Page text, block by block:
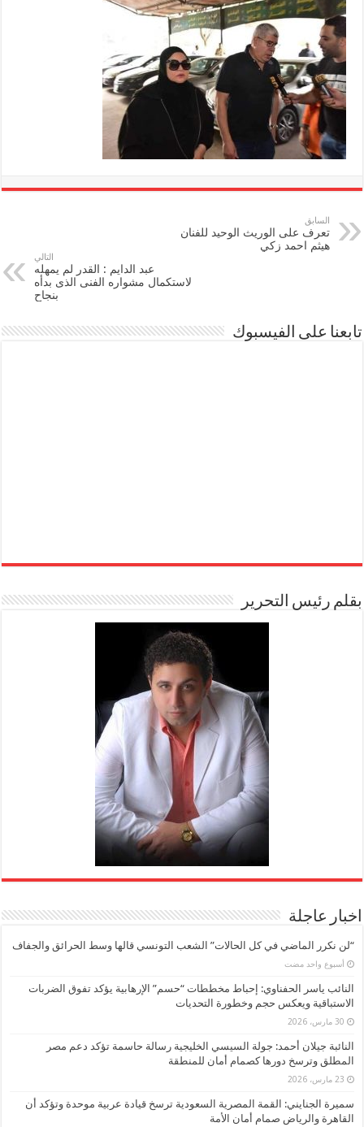
السابق
تعرف على الوريث الوحيد للفنان
هيثم احمد زكي
التالي
عبد الدايم : القدر لم يمهله
لاستكمال مشواره الفنى الذى بدأه
بنجاح
تابعنا على الفيسبوك
بقلم رئيس التحرير
اخبار عاجلة
“لن نكرر الماضي في كل الحالات” الشعب التونسي قالها وسط الحرائق والجفاف
‏أسبوع واحد مضت
النائب ياسر الحفناوي: إحباط مخططات “حسم” الإرهابية يؤكد تفوق الضربات
الاستباقية ويعكس حجم وخطورة التحديات
30 مارس، 2026
النائبة جيلان أحمد: جولة السيسي الخليجية رسالة حاسمة تؤكد دعم مصر
المطلق وترسخ دورها كصمام أمان للمنطقة
23 مارس، 2026
سميرة الجنايني: القمة المصرية السعودية ترسخ قيادة عربية موحدة وتؤكد أن
القاهرة والرياض صمام أمان الأمة